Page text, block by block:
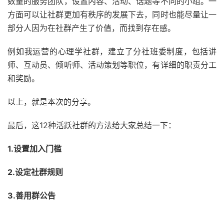
方面可以让社群更加有秩序的发展下去，同时也能尽量让一
部分人因为在社群产生了价值，而找到存在感。
例如我运营的心理学社群，建立了分社班委制度，包括讲
师、互动员、倾听师、活动策划等职位，有详细的职责分工
和奖励。
以上，就是本次的分享。
最后，这12种活跃社群的方法给大家总结一下：
1.设置加入门槛
2.设定社群规则
3.善用群公告